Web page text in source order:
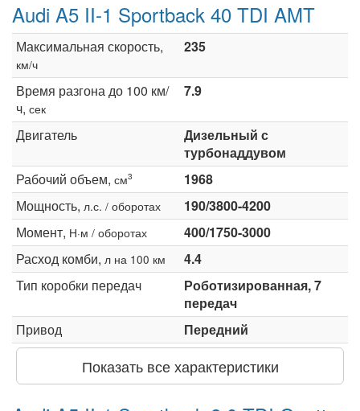
Audi A5 II-1 Sportback 40 TDI AMT
Максимальная скорость,
км/ч
235
Время разгона до 100 км/
ч, сек
7.9
Двигатель
Дизельный с
турбонаддувом
Рабочий объем, см3
1968
Мощность, л.с. / оборотах
190/3800-4200
Момент, Н·м / оборотах
400/1750-3000
Расход комби, л на 100 км
4.4
Тип коробки передач
Роботизированная, 7
передач
Привод
Передний
Показать все характеристики